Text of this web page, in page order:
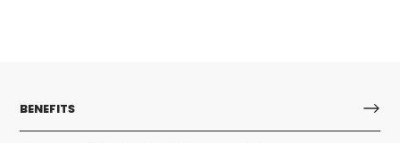
BENEFITS